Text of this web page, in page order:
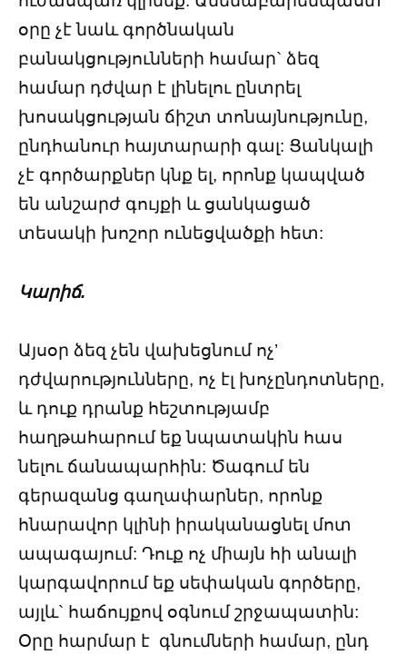
օրը չէ նաև գործնական
բանակցությունների համար` ձեզ
համար դժվար է լինելու ընտրել
խոսակցության ճիշտ տոնայնությունը,
ընդհանուր հայտարարի գալ: Ցանկալի
չէ գործարքներ կնք ել, որոնք կապված
են անշարժ գույքի և ցանկացած
տեսակի խոշոր ունեցվածքի հետ:
Կարիճ.
Այսօր ձեզ չեն վախեցնում ոչ’
դժվարությունները, ոչ էլ խոչընդոտները,
և դուք դրանք հեշտությամբ
հաղթահարում եք նպատակին հաս
նելու ճանապարհին: Ծագում են
գերազանց գաղափարներ, որոնք
հնարավոր կլինի իրականացնել մոտ
ապագայում: Դուք ոչ միայն հի անալի
կարգավորում եք սեփական գործերը,
այլև` հաճույքով օգնում շրջապատին:
Օրը հարմար է գնումների համար, ընդ